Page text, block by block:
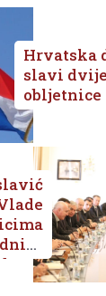
Hrvatska
slavi dvije
obljetnice
o